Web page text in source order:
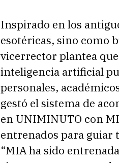
Inspirado en los
esotéricas, sino como
vicerrector plantea
inteligencia artificial
personales,
gestó el sistema de
en UNIMINUTO con
entrenados para guiar
“MIA ha sido